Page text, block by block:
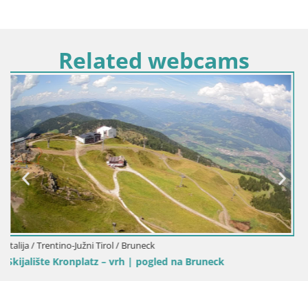
Related webcams
Italija / Trentino-Južni Tirol / Bruneck
Kronplatz vrh | pogled na Valdaora – Olang